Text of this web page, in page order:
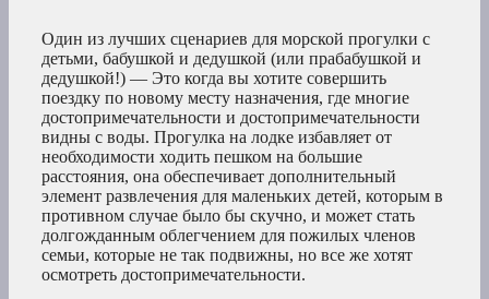
Один из лучших сценариев для морской прогулки с
детьми, бабушкой и дедушкой (или прабабушкой и
дедушкой!) — Это когда вы хотите совершить
поездку по новому месту назначения, где многие
достопримечательности и достопримечательности
видны с воды. Прогулка на лодке избавляет от
необходимости ходить пешком на большие
расстояния, она обеспечивает дополнительный
элемент развлечения для маленьких детей, которым в
противном случае было бы скучно, и может стать
долгожданным облегчением для пожилых членов
семьи, которые не так подвижны, но все же хотят
осмотреть достопримечательности.